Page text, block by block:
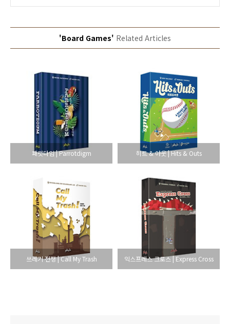
'Board Games' Related Articles
패럿다임 | Parrotdigm 히트 & 아웃 | Hits & Outs
쓰레기 전쟁 | Call My Trash 익스프레스 크로스 | Express Cross